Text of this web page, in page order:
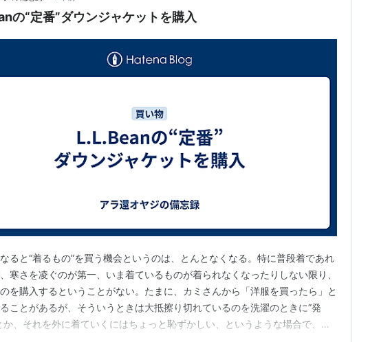
の“定番”ダウンジャケットを購入
ると“着るもの”を買う機会というのは、とんとなくなる。特に普段着であれ
寒さを凌ぐのが第一、いま着ているものが着られなくなったりしない限り、
を購入するということがない。たまに、カミさんから「洋服を買ったら」と
ことがあるが、そういうときは大抵擦り切れているのを洗濯のときに”発
か、それを外に着ていくにはちょっと恥ずかしい、というような場合で、そ